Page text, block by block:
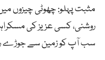
مثبت پہلو: چھوٹی چیزوں
روشنی، کسی عزیز کی
سب آپ کو زمین سے جوڑے